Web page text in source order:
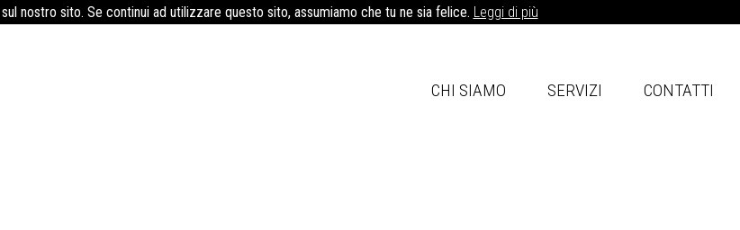
nostro sito. Se continui ad utilizzare questo sito, assumiamo che tu ne sia felice. Leggi di più
CHI SIAMO SERVIZI CONTATTI